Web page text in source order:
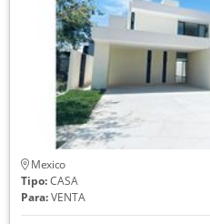
Mexico
Tipo:CASA
Para:VENTA